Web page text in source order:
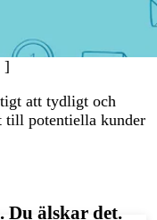
]
att tydligt och
till potentiella kunder
Du älskar det.